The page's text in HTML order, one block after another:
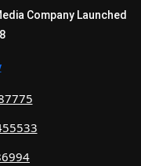
Company Launched